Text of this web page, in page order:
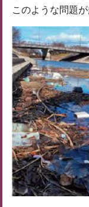
このような問題